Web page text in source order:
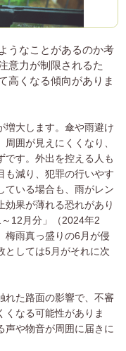
うなことがあるのか考
意力が制限されるた
高くなる傾向がありま
増大します。傘や雨避け
囲が見えにくくなり、
です。外出を控える人も
も減り、犯罪の行いやす
ている場合も、雨がレン
効果が薄れる恐れがあり
12月分」（2024年2
梅雨真っ盛りの6月が侵
としては5月がそれに次
れた路面の影響で、不審
くなる可能性がありま
声や物音が周囲に届きに